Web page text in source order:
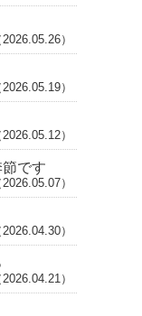
2026.05.26）
2026.05.19）
2026.05.12）
です
2026.05.07）
2026.04.30）
2026.04.21）